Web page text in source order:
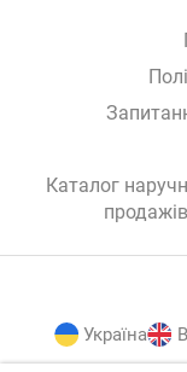
Каталог
Україна